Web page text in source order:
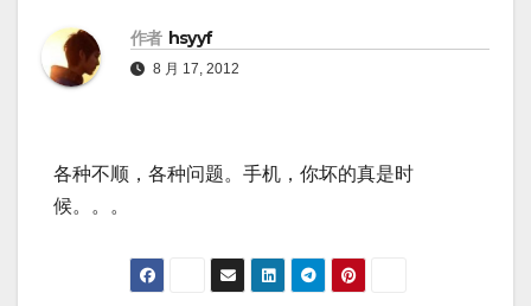
作者 hsyyf
8 月 17, 2012
各种不顺，各种问题。手机，你坏的真是时
候。。。